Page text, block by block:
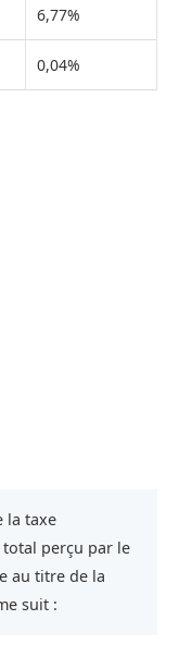
6,77%
0,04%
la taxe
perçu par le
au titre de la
suit :